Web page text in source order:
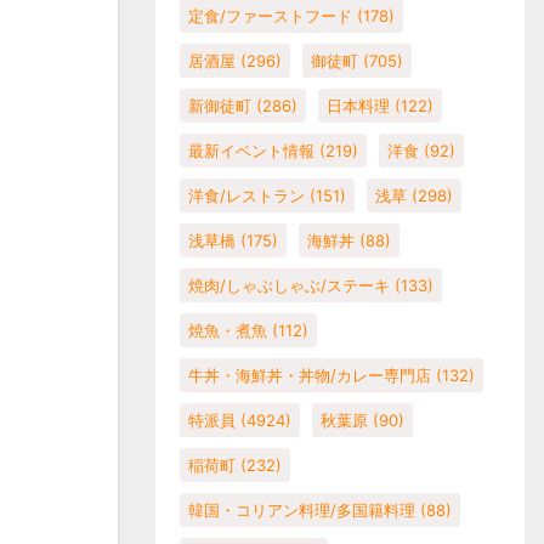
定食/ファーストフード (178)
居酒屋 (296) 御徒町 (705)
新御徒町 (286) 日本料理 (122)
最新イベント情報 (219) 洋食 (92)
洋食/レストラン (151) 浅草 (298)
浅草橋 (175) 海鮮丼 (88)
焼肉/しゃぶしゃぶ/ステーキ (133)
焼魚・煮魚 (112)
牛丼・海鮮丼・丼物/カレー専門店 (132)
特派員 (4924) 秋葉原 (90)
稲荷町 (232)
韓国・コリアン料理/多国籍料理 (88)